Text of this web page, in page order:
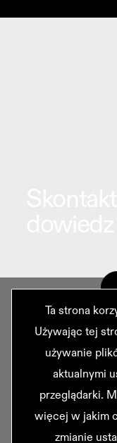
Ta strona
Używając tej
używanie
aktualnymi
przeglądarki.
więcej w jakim
zmianie
INFO@
[0048]
87